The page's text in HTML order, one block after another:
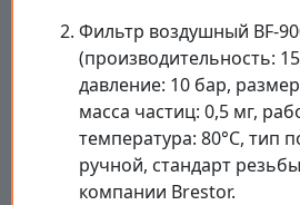
Фильтр воздушный BF-
(производительность:
давление: 10 бар,
масса частиц: 0,5 мг,
температура: 80°C, тип
ручной, стандарт
компании Brestor.